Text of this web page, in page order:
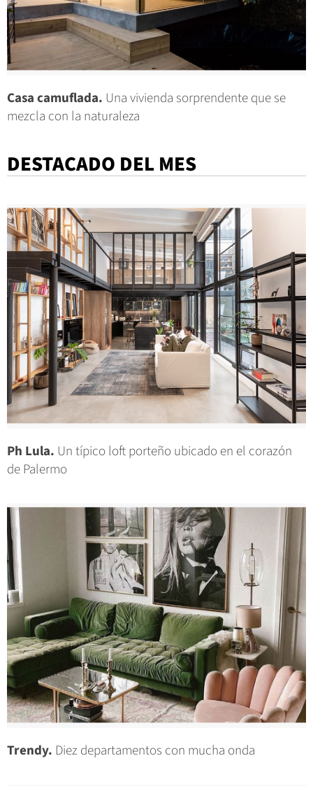
Casa camuflada. Una vivienda sorprendente que se
mezcla con la naturaleza
DESTACADO DEL MES
Ph Lula. Un típico loft porteño ubicado en el corazón
de Palermo
Trendy. Diez departamentos con mucha onda